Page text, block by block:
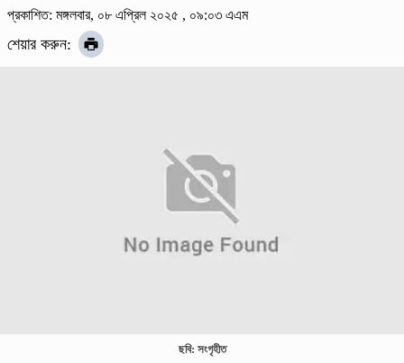
প্রকাশিত: মঙ্গলবার, ০৮ এপ্রিল ২০২৫ , ০৯:০৩ এএম
শেয়ার করুন:
ছবি: সংগৃহীত